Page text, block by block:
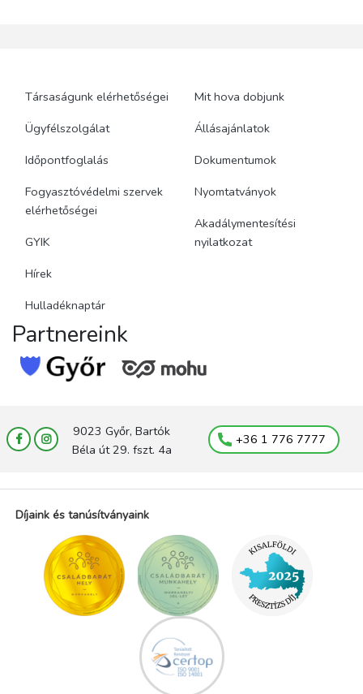
Társaságunk elérhetőségei
Ügyfélszolgálat
Időpontfoglalás
Fogyasztóvédelmi szervek
elérhetőségei
GYIK
Hírek
Hulladéknaptár
Mit hova dobjunk
Állásajánlatok
Dokumentumok
Nyomtatványok
Akadálymentesítési
nyilatkozat
Partnereink
9023 Győr, Bartók
Béla út 29. fszt. 4a
+36 1 776 7777
Díjaink és tanúsítványaink